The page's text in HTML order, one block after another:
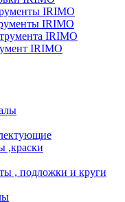
IRIMO
IRIMO
IRIMO
IRIMO
,краски
, подложки и круги